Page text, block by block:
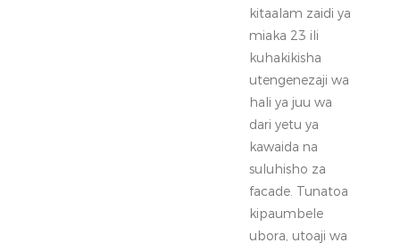
kitaalam zaidi ya
miaka 23 ili
kuhakikisha
utengenezaji wa
hali ya juu wa
dari yetu ya
kawaida na
suluhisho za
facade. Tunatoa
kipaumbele
ubora, utoaji wa